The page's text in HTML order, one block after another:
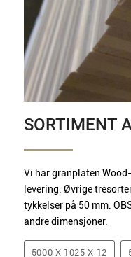
SORTIMENT
Vi har granplaten
levering. Øvrige
tykkelser på 50 mm.
andre dimensjoner.
5000 X 1025 X 12